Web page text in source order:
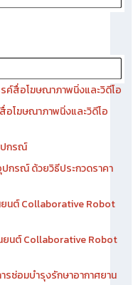
ฤตการณ์ภูมิภาค
สื่อโฆษณาภาพนิ่งและวิดีโอ
โฆษณาภาพนิ่งและวิดีโอ
ปกรณ์
รณ์ ด้วยวิธีประกวดราคา
ต์ Collaborative Robot